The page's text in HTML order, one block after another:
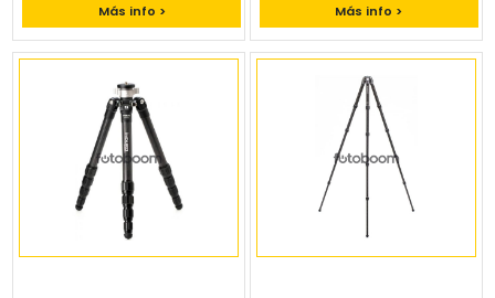
Más info > Más info >